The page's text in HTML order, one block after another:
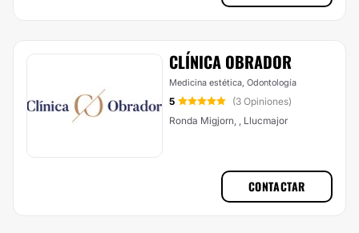
CLÍNICA OBRADOR
Medicina estética, Odontología
5
(3 Opiniones)
Ronda Migjorn, , Llucmajor
CONTACTAR